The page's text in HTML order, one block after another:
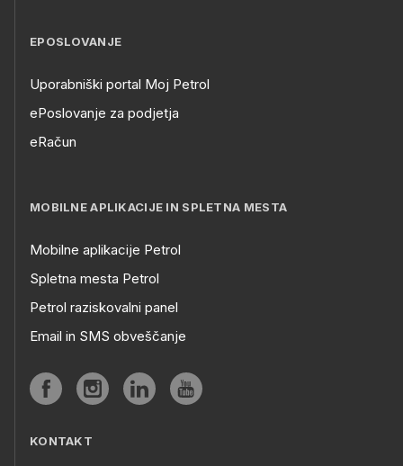
EPOSLOVANJE
Uporabniški portal Moj Petrol
ePoslovanje za podjetja
eRačun
MOBILNE APLIKACIJE IN SPLETNA MESTA
Mobilne aplikacije Petrol
Spletna mesta Petrol
Petrol raziskovalni panel
Email in SMS obveščanje
KONTAKT